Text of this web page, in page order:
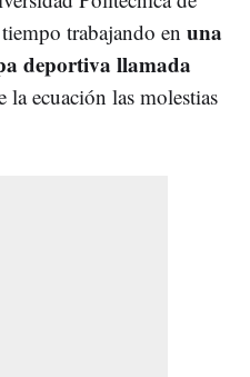
trabajando en una
deportiva llamada
la ecuación las molestias